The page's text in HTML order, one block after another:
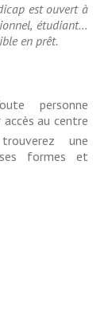
est ouvert à
étudiant…
en prêt.
personne
au centre
une
formes et